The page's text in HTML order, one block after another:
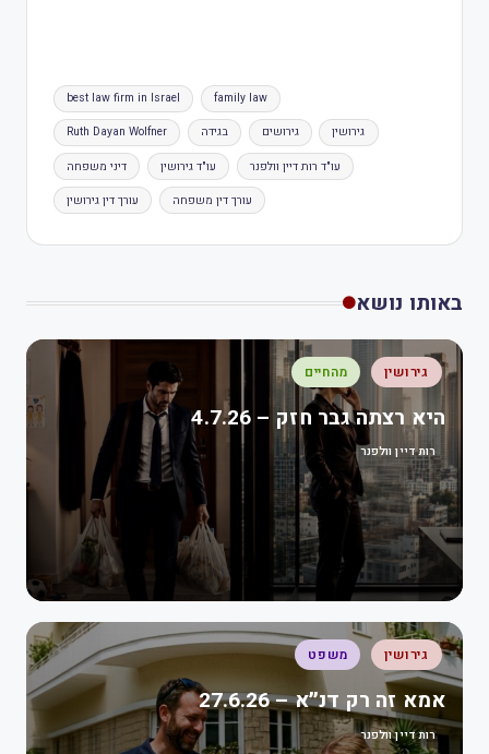
best law firm in Israel family law
Ruth Dayan Wolfner בגידה גירושים גירושין
דיני משפחה עו"ד גירושין עו"ד רות דיין וולפנר
עורך דין גירושין עורך דין משפחה
באותו נושא
גירושין מהחיים
היא רצתה גבר חזק – 4.7.26
רות דיין וולפנר
גירושין משפט
אמא זה רק דנ״א – 27.6.26
רות דיין וולפנר